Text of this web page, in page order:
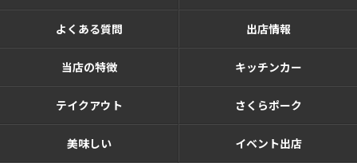
よくある質問 出店情報
当店の特徴 キッチンカー
テイクアウト さくらポーク
美味しい イベント出店